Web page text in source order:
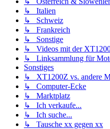
↳ Italien
↳ Schweiz
↳ Frankreich
↳ Sonstige
↳ Videos mit der
↳ Linksammlung für
Sonstiges
↳ XT1200Z vs. andere
↳ Computer-Ecke
↳ Marktplatz
↳ Ich verkaufe...
↳ Ich suche...
↳ Tausche xx gegen xx